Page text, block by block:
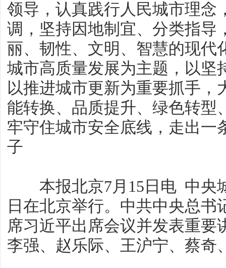
领导，认真践行人民城市理念
调，坚持因地制宜、分类指导
丽、韧性、文明、智慧的现代
城市高质量发展为主题，以坚
以推进城市更新为重要抓手，
能转换、品质提升、绿色转型
牢守住城市安全底线，走出一
子
本报北京7月15日电 中央
日在北京举行。中共中央总
席习近平出席会议并发表重要
李强、赵乐际、王沪宁、蔡奇